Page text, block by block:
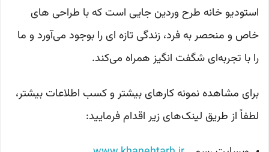
استودیو خانه طرح وردین جایی است که با طراحی های
خاص و منحصر به فرد، زندگی تازه ای را بوجود می‌آورد و ما
را با تجربه‌ای شگفت انگیز همراه می‌کند.
برای مشاهده نمونه کارهای بیشتر و کسب اطلاعات بیشتر،
لطفاً از طریق لینک‌های زیر اقدام فرمایید: